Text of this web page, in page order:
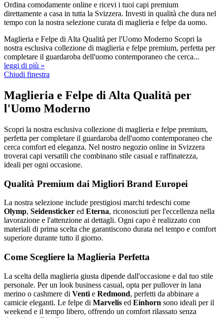
Ordina comodamente online e ricevi i tuoi capi premium
direttamente a casa in tutta la Svizzera. Investi in qualità che dura nel
tempo con la nostra selezione curata di maglieria e felpe da uomo.
Maglieria e Felpe di Alta Qualità per l'Uomo Moderno Scopri la
nostra esclusiva collezione di maglieria e felpe premium, perfetta per
completare il guardaroba dell'uomo contemporaneo che cerca...
leggi di più »
Chiudi finestra
Maglieria e Felpe di Alta Qualità per
l'Uomo Moderno
Scopri la nostra esclusiva collezione di maglieria e felpe premium,
perfetta per completare il guardaroba dell'uomo contemporaneo che
cerca comfort ed eleganza. Nel nostro negozio online in Svizzera
troverai capi versatili che combinano stile casual e raffinatezza,
ideali per ogni occasione.
Qualità Premium dai Migliori Brand Europei
La nostra selezione include prestigiosi marchi tedeschi come
Olymp, Seidensticker ed Eterna, riconosciuti per l'eccellenza nella
lavorazione e l'attenzione ai dettagli. Ogni capo è realizzato con
materiali di prima scelta che garantiscono durata nel tempo e comfort
superiore durante tutto il giorno.
Come Scegliere la Maglieria Perfetta
La scelta della maglieria giusta dipende dall'occasione e dal tuo stile
personale. Per un look business casual, opta per pullover in lana
merino o cashmere di Venti e Redmond, perfetti da abbinare a
camicie eleganti. Le felpe di Marvelis ed Einhorn sono ideali per il
weekend e il tempo libero, offrendo un comfort rilassato senza